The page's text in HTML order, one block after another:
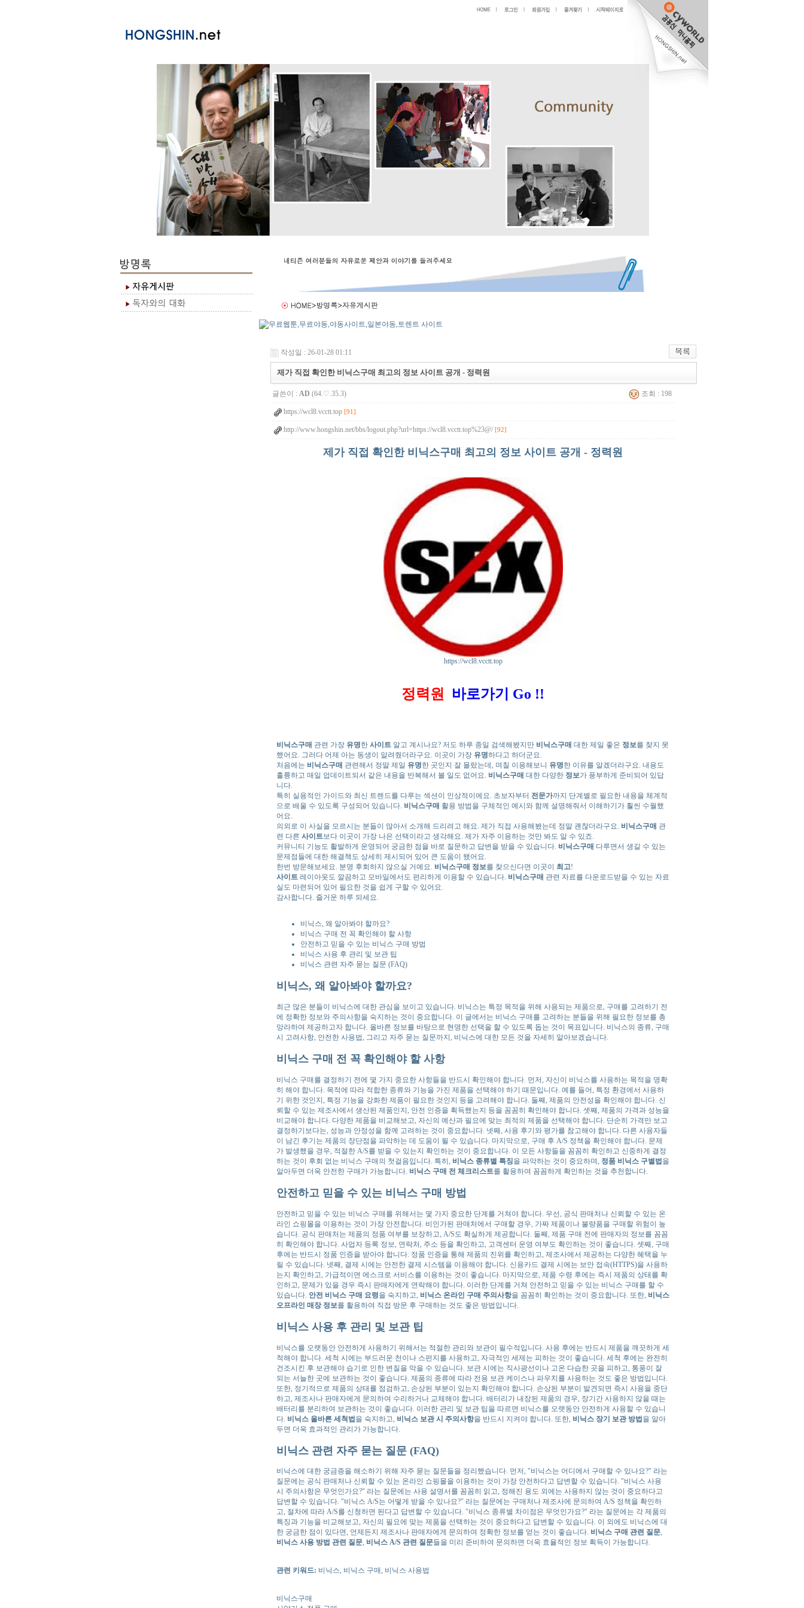
작성일 : 26-01-28 01:11
제가 직접 확인한 비닉스구매 최고의 정보 사이트 공개 - 정력원
글쓴이 : AD (64.♡.35.3) 조회 : 198
https://wcl8.vcctt.top [91]
http://www.hongshin.net/bbs/logout.php?url=https://wcl8.vcctt.top%23@/ [92]
제가 직접 확인한 비닉스구매 최고의 정보 사이트 공개 - 정력원
https://wcl8.vcctt.top
정력원 바로가기 Go !!
비닉스구매 관련 가장 유명한 사이트 알고 계시나요? 저도 하루 종일 검색해봤지만 비닉스구매 대한 제일 좋은 정보를 찾지 못
했어요. 그러다 어제 아는 동생이 알려줬더라구요. 이곳이 가장 유명하다고 하더군요.
처음에는 비닉스구매 관련해서 정말 제일 유명한 곳인지 잘 몰랐는데, 며칠 이용해보니 유명한 이유를 알겠더라구요. 내용도
훌륭하고 매일 업데이트되서 같은 내용을 반복해서 볼 일도 없어요. 비닉스구매 대한 다양한 정보가 풍부하게 준비되어 있답
니다.
특히 실용적인 가이드와 최신 트렌드를 다루는 섹션이 인상적이에요. 초보자부터 전문가까지 단계별로 필요한 내용을 체계적
으로 배울 수 있도록 구성되어 있습니다. 비닉스구매 활용 방법을 구체적인 예시와 함께 설명해줘서 이해하기가 훨씬 수월했
어요.
의외로 이 사실을 모르시는 분들이 많아서 소개해 드리려고 해요. 제가 직접 사용해봤는데 정말 괜찮더라구요. 비닉스구매 관
련 다른 사이트보다 이곳이 가장 나은 선택이라고 생각해요. 제가 자주 이용하는 것만 봐도 알 수 있죠.
커뮤니티 기능도 활발하게 운영되어 궁금한 점을 바로 질문하고 답변을 받을 수 있습니다. 비닉스구매 다루면서 생길 수 있는
문제점들에 대한 해결책도 상세히 제시되어 있어 큰 도움이 됐어요.
한번 방문해보세요. 분명 후회하지 않으실 거예요. 비닉스구매 정보를 찾으신다면 이곳이 최고!
사이트 레이아웃도 깔끔하고 모바일에서도 편리하게 이용할 수 있습니다. 비닉스구매 관련 자료를 다운로드받을 수 있는 자료
실도 마련되어 있어 필요한 것을 쉽게 구할 수 있어요.
감사합니다. 즐거운 하루 되세요.
비닉스, 왜 알아봐야 할까요?
비닉스 구매 전 꼭 확인해야 할 사항
안전하고 믿을 수 있는 비닉스 구매 방법
비닉스 사용 후 관리 및 보관 팁
비닉스 관련 자주 묻는 질문 (FAQ)
비닉스, 왜 알아봐야 할까요?
최근 많은 분들이 비닉스에 대한 관심을 보이고 있습니다. 비닉스는 특정 목적을 위해 사용되는 제품으로, 구매를 고려하기 전
에 정확한 정보와 주의사항을 숙지하는 것이 중요합니다. 이 글에서는 비닉스 구매를 고려하는 분들을 위해 필요한 정보를 총
망라하여 제공하고자 합니다. 올바른 정보를 바탕으로 현명한 선택을 할 수 있도록 돕는 것이 목표입니다. 비닉스의 종류, 구매
시 고려사항, 안전한 사용법, 그리고 자주 묻는 질문까지, 비닉스에 대한 모든 것을 자세히 알아보겠습니다.
비닉스 구매 전 꼭 확인해야 할 사항
비닉스 구매를 결정하기 전에 몇 가지 중요한 사항들을 반드시 확인해야 합니다. 먼저, 자신이 비닉스를 사용하는 목적을 명확
히 해야 합니다. 목적에 따라 적합한 종류와 기능을 가진 제품을 선택해야 하기 때문입니다. 예를 들어, 특정 환경에서 사용하
기 위한 것인지, 특정 기능을 강화한 제품이 필요한 것인지 등을 고려해야 합니다. 둘째, 제품의 안전성을 확인해야 합니다. 신
뢰할 수 있는 제조사에서 생산된 제품인지, 안전 인증을 획득했는지 등을 꼼꼼히 확인해야 합니다. 셋째, 제품의 가격과 성능을
비교해야 합니다. 다양한 제품을 비교해보고, 자신의 예산과 필요에 맞는 최적의 제품을 선택해야 합니다. 단순히 가격만 보고
결정하기보다는, 성능과 안정성을 함께 고려하는 것이 중요합니다. 넷째, 사용 후기와 평가를 참고해야 합니다. 다른 사용자들
이 남긴 후기는 제품의 장단점을 파악하는 데 도움이 될 수 있습니다. 마지막으로, 구매 후 A/S 정책을 확인해야 합니다. 문제
가 발생했을 경우, 적절한 A/S를 받을 수 있는지 확인하는 것이 중요합니다. 이 모든 사항들을 꼼꼼히 확인하고 신중하게 결정
하는 것이 후회 없는 비닉스 구매의 첫걸음입니다. 특히, 비닉스 종류별 특징을 파악하는 것이 중요하며, 정품 비닉스 구별법을
알아두면 더욱 안전한 구매가 가능합니다. 비닉스 구매 전 체크리스트를 활용하여 꼼꼼하게 확인하는 것을 추천합니다.
안전하고 믿을 수 있는 비닉스 구매 방법
안전하고 믿을 수 있는 비닉스 구매를 위해서는 몇 가지 중요한 단계를 거쳐야 합니다. 우선, 공식 판매처나 신뢰할 수 있는 온
라인 쇼핑몰을 이용하는 것이 가장 안전합니다. 비인가된 판매처에서 구매할 경우, 가짜 제품이나 불량품을 구매할 위험이 높
습니다. 공식 판매처는 제품의 정품 여부를 보장하고, A/S도 확실하게 제공합니다. 둘째, 제품 구매 전에 판매자의 정보를 꼼꼼
히 확인해야 합니다. 사업자 등록 정보, 연락처, 주소 등을 확인하고, 고객센터 운영 여부도 확인하는 것이 좋습니다. 셋째, 구매
후에는 반드시 정품 인증을 받아야 합니다. 정품 인증을 통해 제품의 진위를 확인하고, 제조사에서 제공하는 다양한 혜택을 누
릴 수 있습니다. 넷째, 결제 시에는 안전한 결제 시스템을 이용해야 합니다. 신용카드 결제 시에는 보안 접속(HTTPS)을 사용하
는지 확인하고, 가급적이면 에스크로 서비스를 이용하는 것이 좋습니다. 마지막으로, 제품 수령 후에는 즉시 제품의 상태를 확
인하고, 문제가 있을 경우 즉시 판매자에게 연락해야 합니다. 이러한 단계를 거쳐 안전하고 믿을 수 있는 비닉스 구매를 할 수
있습니다. 안전 비닉스 구매 요령을 숙지하고, 비닉스 온라인 구매 주의사항을 꼼꼼히 확인하는 것이 중요합니다. 또한, 비닉스
오프라인 매장 정보를 활용하여 직접 방문 후 구매하는 것도 좋은 방법입니다.
비닉스 사용 후 관리 및 보관 팁
비닉스를 오랫동안 안전하게 사용하기 위해서는 적절한 관리와 보관이 필수적입니다. 사용 후에는 반드시 제품을 깨끗하게 세
척해야 합니다. 세척 시에는 부드러운 천이나 스펀지를 사용하고, 자극적인 세제는 피하는 것이 좋습니다. 세척 후에는 완전히
건조시킨 후 보관해야 습기로 인한 변질을 막을 수 있습니다. 보관 시에는 직사광선이나 고온 다습한 곳을 피하고, 통풍이 잘
되는 서늘한 곳에 보관하는 것이 좋습니다. 제품의 종류에 따라 전용 보관 케이스나 파우치를 사용하는 것도 좋은 방법입니다.
또한, 정기적으로 제품의 상태를 점검하고, 손상된 부분이 있는지 확인해야 합니다. 손상된 부분이 발견되면 즉시 사용을 중단
하고, 제조사나 판매자에게 문의하여 수리하거나 교체해야 합니다. 배터리가 내장된 제품의 경우, 장기간 사용하지 않을 때는
배터리를 분리하여 보관하는 것이 좋습니다. 이러한 관리 및 보관 팁을 따르면 비닉스를 오랫동안 안전하게 사용할 수 있습니
다. 비닉스 올바른 세척법을 숙지하고, 비닉스 보관 시 주의사항을 반드시 지켜야 합니다. 또한, 비닉스 장기 보관 방법을 알아
두면 더욱 효과적인 관리가 가능합니다.
비닉스 관련 자주 묻는 질문 (FAQ)
비닉스에 대한 궁금증을 해소하기 위해 자주 묻는 질문들을 정리했습니다. 먼저, "비닉스는 어디에서 구매할 수 있나요?" 라는
질문에는 공식 판매처나 신뢰할 수 있는 온라인 쇼핑몰을 이용하는 것이 가장 안전하다고 답변할 수 있습니다. "비닉스 사용
시 주의사항은 무엇인가요?" 라는 질문에는 사용 설명서를 꼼꼼히 읽고, 정해진 용도 외에는 사용하지 않는 것이 중요하다고
답변할 수 있습니다. "비닉스 A/S는 어떻게 받을 수 있나요?" 라는 질문에는 구매처나 제조사에 문의하여 A/S 정책을 확인하
고, 절차에 따라 A/S를 신청하면 된다고 답변할 수 있습니다. "비닉스 종류별 차이점은 무엇인가요?" 라는 질문에는 각 제품의
특징과 기능을 비교해보고, 자신의 필요에 맞는 제품을 선택하는 것이 중요하다고 답변할 수 있습니다. 이 외에도 비닉스에 대
한 궁금한 점이 있다면, 언제든지 제조사나 판매자에게 문의하여 정확한 정보를 얻는 것이 좋습니다. 비닉스 구매 관련 질문,
비닉스 사용 방법 관련 질문, 비닉스 A/S 관련 질문들을 미리 준비하여 문의하면 더욱 효율적인 정보 획득이 가능합니다.
관련 키워드: 비닉스, 비닉스 구매, 비닉스 사용법
비닉스구매